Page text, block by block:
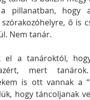
pillanatban, hogy
ő is
Nem tanár.
el a tanároktól,
mert
is ott vannak a
hogy táncoljanak